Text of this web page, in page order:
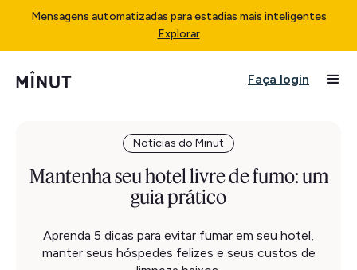
Mensagens automatizadas para estadias mais inteligentes
Explorar
Faça login
Notícias do Minut
Mantenha seu hotel livre de fumo: um
guia prático
Aprenda 5 dicas para evitar fumar em seu hotel,
manter seus hóspedes felizes e seus custos de